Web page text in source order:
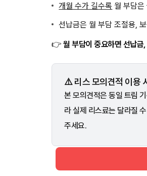
개월 수가 길수록 월 부담
선납금은 월 부담 조절용,
👉 월 부담이 중요하면 선납금
⚠️ 리스 모의견적 이용
본 모의견적은 동일 트림
라 실제 리스료는 달라질
주세요.